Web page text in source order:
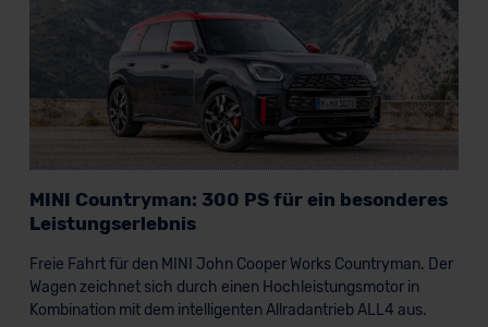
MINI Countryman: 300 PS für ein besonderes
Leistungserlebnis
Freie Fahrt für den MINI John Cooper Works Countryman. Der
Wagen zeichnet sich durch einen Hochleistungsmotor in
Kombination mit dem intelligenten Allradantrieb ALL4 aus.